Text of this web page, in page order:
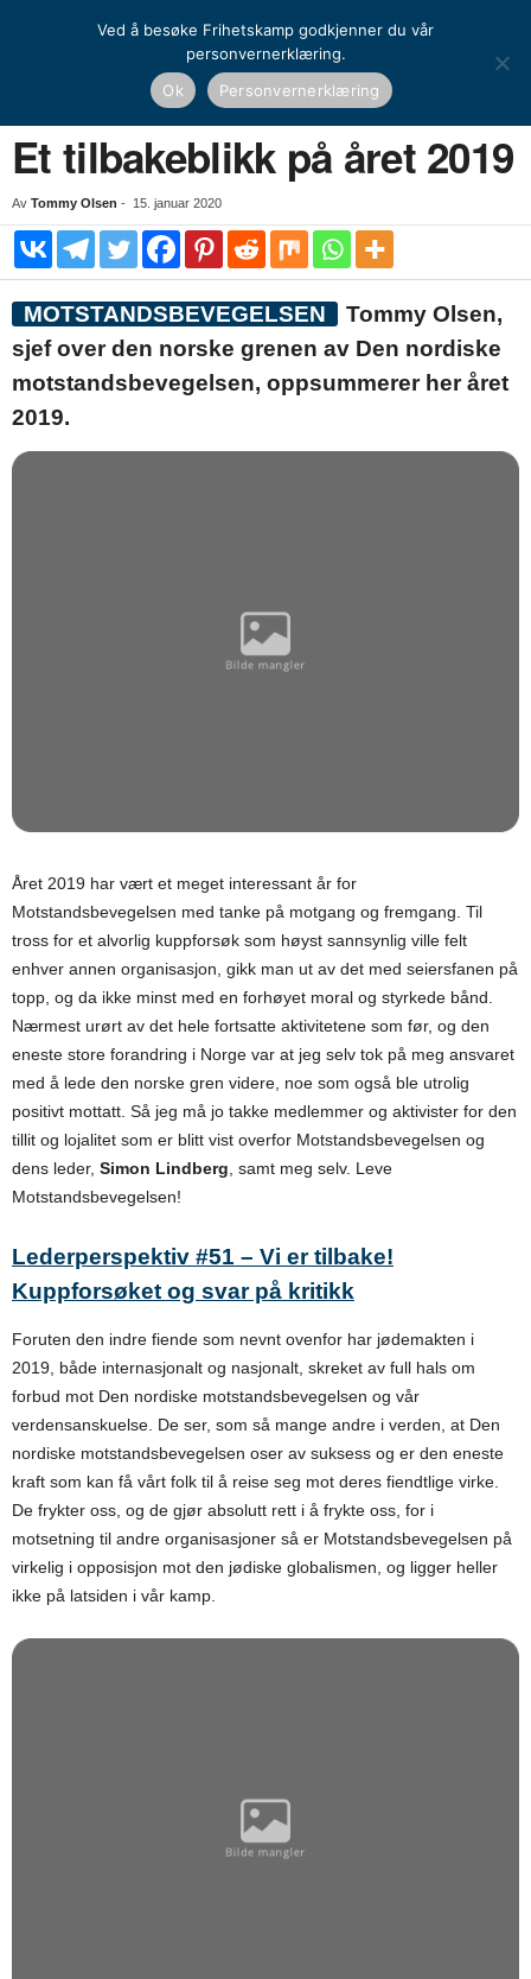
Motstandsbevegelsen Et tilbakeblikk på året 2019
MOTSTANDSBEVEGELSEN
Et tilbakeblikk på året 2019
Av Tommy Olsen - 15. januar 2020
MOTSTANDSBEVEGELSEN
Tommy Olsen,
sjef over den norske grenen av Den nordiske
motstandsbevegelsen, oppsummerer her året
2019.
Året 2019 har vært et meget interessant år for
Motstandsbevegelsen med tanke på motgang og fremgang. Til
tross for et alvorlig kuppforsøk som høyst sannsynlig ville felt
enhver annen organisasjon, gikk man ut av det med seiersfanen på
topp, og da ikke minst med en forhøyet moral og styrkede bånd.
Nærmest urørt av det hele fortsatte aktivitetene som før, og den
eneste store forandring i Norge var at jeg selv tok på meg ansvaret
med å lede den norske gren videre, noe som også ble utrolig
positivt mottatt. Så jeg må jo takke medlemmer og aktivister for den
tillit og lojalitet som er blitt vist overfor Motstandsbevegelsen og
dens leder, Simon Lindberg , samt meg selv. Leve
Motstandsbevegelsen!
Lederperspektiv #51 – Vi er tilbake!
Kuppforsøket og svar på kritikk
Foruten den indre fiende som nevnt ovenfor har jødemakten i
2019, både internasjonalt og nasjonalt, skreket av full hals om
forbud mot Den nordiske motstandsbevegelsen og vår
verdensanskuelse. De ser, som så mange andre i verden, at Den
nordiske motstandsbevegelsen oser av suksess og er den eneste
kraft som kan få vårt folk til å reise seg mot deres fiendtlige virke.
De frykter oss, og de gjør absolutt rett i å frykte oss, for i
motsetning til andre organisasjoner så er Motstandsbevegelsen på
virkelig i opposisjon mot den jødiske globalismen, og ligger heller
ikke på latsiden i vår kamp.
Ved å besøke Frihetskamp godkjenner du vår
personvernerklæring.
Ok
Personvernerklæring